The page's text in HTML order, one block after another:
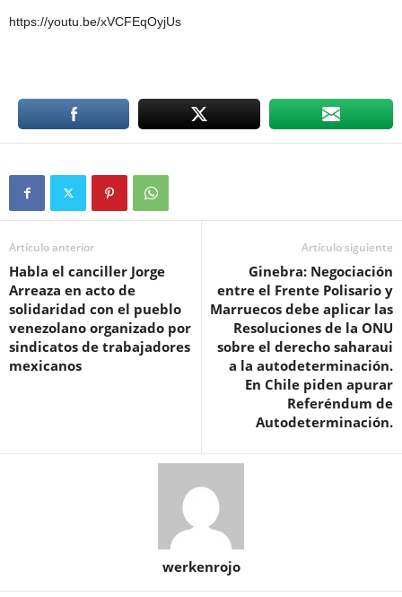
https://youtu.be/xVCFEqOyjUs
Artículo anterior
Habla el canciller Jorge
Arreaza en acto de
solidaridad con el pueblo
venezolano organizado por
sindicatos de trabajadores
mexicanos
Artículo siguiente
Ginebra: Negociación
entre el Frente Polisario y
Marruecos debe aplicar las
Resoluciones de la ONU
sobre el derecho saharaui
a la autodeterminación.
En Chile piden apurar
Referéndum de
Autodeterminación.
werkenrojo